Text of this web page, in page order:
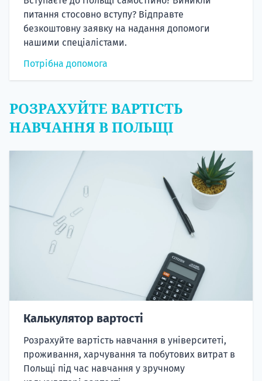
питання стосовно вступу? Відправте
безкоштовну заявку на надання допомоги
нашими спеціалістами.
Потрібна допомога
РОЗРАХУЙТЕ ВАРТІСТЬ
НАВЧАННЯ В ПОЛЬЩІ
Калькулятор вартості
Розрахуйте вартість навчання в університеті,
проживання, харчування та побутових витрат в
Польщі під час навчання у зручному